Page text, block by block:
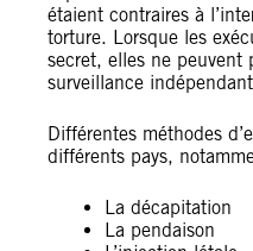
étaient contraires à
torture. Lorsque les
secret, elles ne peuvent
surveillance
Différentes méthodes
différents pays,
La décapitation
La pendaison